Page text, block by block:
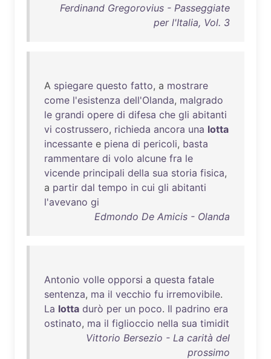
Ferdinand Gregorovius - Passeggiate
per l'Italia, Vol. 3
A spiegare questo fatto, a mostrare
come l'esistenza dell'Olanda, malgrado
le grandi opere di difesa che gli abitanti
vi costrussero, richieda ancora una lotta
incessante e piena di pericoli, basta
rammentare di volo alcune fra le
vicende principali della sua storia fisica,
a partir dal tempo in cui gli abitanti
l'avevano gi
Edmondo De Amicis - Olanda
Antonio volle opporsi a questa fatale
sentenza, ma il vecchio fu irremovibile.
La lotta durò per un poco. Il padrino era
ostinato, ma il figlioccio nella sua timidit
Vittorio Bersezio - La carità del
prossimo